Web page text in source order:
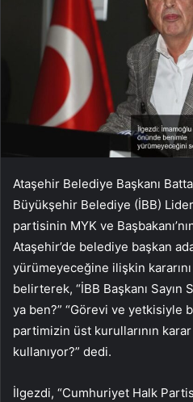
Ataşehir Belediye Başkanı
Büyükşehir Belediye (İBB)
partisinin MYK ve
Ataşehir’de belediye başkan
yürümeyeceğine ilişkin
belirterek, “İBB Başkanı Sayın
ya ben?” “Görevi ve yetkisiyle
partimizin üst kurullarının
kullanıyor?” dedi.
İlgezdi, “Cumhuriyet Halk